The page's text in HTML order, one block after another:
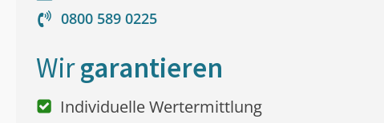
0800 589 0225
Wirgarantieren
Individuelle Wertermittlung